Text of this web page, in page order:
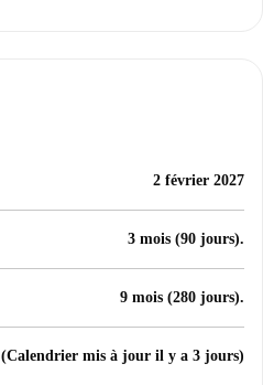
2 février 2027
3 mois (90 jours).
9 mois (280 jours).
(Calendrier mis à jour il y a 3 jours)